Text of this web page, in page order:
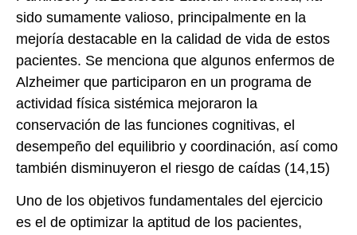
sido sumamente valioso, principalmente en la
mejoría destacable en la calidad de vida de estos
pacientes. Se menciona que algunos enfermos de
Alzheimer que participaron en un programa de
actividad física sistémica mejoraron la
conservación de las funciones cognitivas, el
desempeño del equilibrio y coordinación, así como
también disminuyeron el riesgo de caídas (14,15)
Uno de los objetivos fundamentales del ejercicio
es el de optimizar la aptitud de los pacientes,